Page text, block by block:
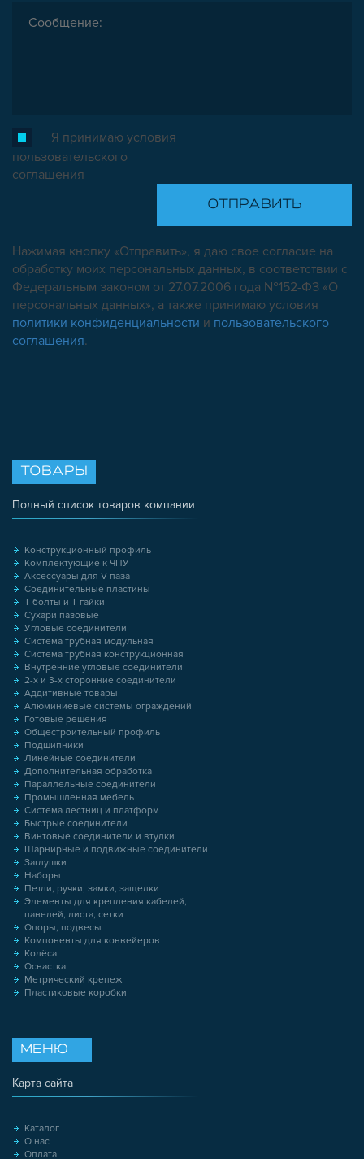
Я принимаю условия
пользовательского
соглашения
Нажимая кнопку «Отправить», я даю свое согласие на
обработку моих персональных данных, в соответствии с
Федеральным законом от 27.07.2006 года №152-ФЗ «О
персональных данных», а также принимаю условия
политики конфиденциальности и пользовательского
соглашения.
ТОВАРЫ
Полный список товаров компании
Конструкционный профиль
Комплектующие к ЧПУ
Аксессуары для V-паза
Соединительные пластины
Т-болты и Т-гайки
Сухари пазовые
Угловые соединители
Система трубная модульная
Система трубная конструкционная
Внутренние угловые соединители
2-х и 3-х сторонние соединители
Аддитивные товары
Алюминиевые системы ограждений
Готовые решения
Общестроительный профиль
Подшипники
Линейные соединители
Дополнительная обработка
Параллельные соединители
Промышленная мебель
Система лестниц и платформ
Быстрые соединители
Винтовые соединители и втулки
Шарнирные и подвижные соединители
Заглушки
Наборы
Петли, ручки, замки, защелки
Элементы для крепления кабелей,
панелей, листа, сетки
Опоры, подвесы
Компоненты для конвейеров
Колёса
Оснастка
Метрический крепеж
Пластиковые коробки
МЕНЮ
Карта сайта
Каталог
О нас
Оплата